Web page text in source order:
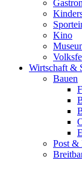
Kino
Wirtschaft &
Bauen
Post &